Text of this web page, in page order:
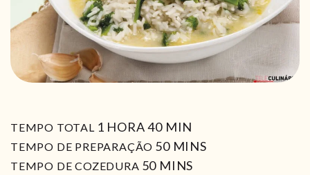
TEMPO TOTAL 1 HORA
HORA 40MIN
MIN
TEMPO DE PREPARAÇÃO 50MIN
MINS
TEMPO DE COZEDURA 50MIN
MINS